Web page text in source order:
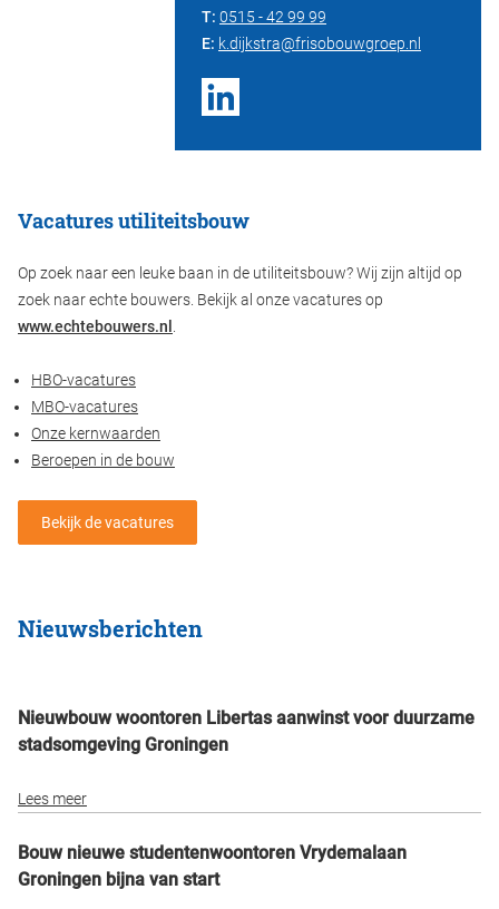
T: 0515 - 42 99 99
E: k.dijkstra@frisobouwgroep.nl
Vacatures utiliteitsbouw
Op zoek naar een leuke baan in de utiliteitsbouw? Wij zijn altijd op
zoek naar echte bouwers. Bekijk al onze vacatures op
www.echtebouwers.nl
HBO-vacatures
MBO-vacatures
Onze kernwaarden
Beroepen in de bouw
Bekijk de vacatures
Nieuwsberichten
Nieuwbouw woontoren Libertas aanwinst voor duurzame
stadsomgeving Groningen
Lees meer
Bouw nieuwe studentenwoontoren Vrydemalaan
Groningen bijna van start